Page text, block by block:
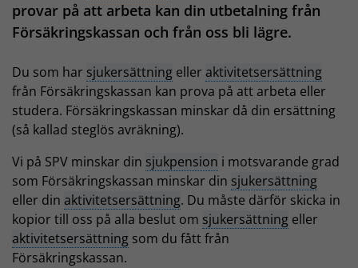
provar på att arbeta kan din utbetalning från
Försäkringskassan och från oss bli lägre.
Du som har sjukersättning eller aktivitetsersättning
från Försäkringskassan kan prova på att arbeta eller
studera. Försäkringskassan minskar då din ersättning
(så kallad steglös avräkning).
Vi på SPV minskar din sjukpension i motsvarande grad
som Försäkringskassan minskar din sjukersättning
eller din aktivitetsersättning. Du måste därför skicka in
kopior till oss på alla beslut om sjukersättning eller
aktivitetsersättning som du fått från
Försäkringskassan.